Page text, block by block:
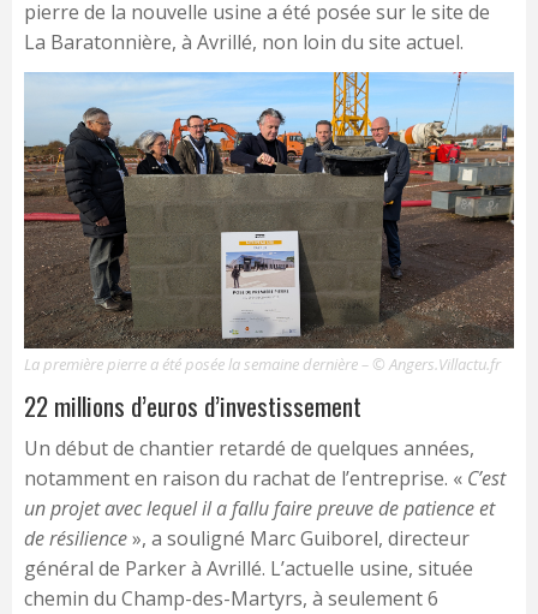
pierre de la nouvelle usine a été posée sur le site de
La Baratonnière, à Avrillé, non loin du site actuel.
La première pierre a été posée la semaine dernière – © Angers.Villactu.fr
22 millions d’euros d’investissement
Un début de chantier retardé de quelques années,
notamment en raison du rachat de l’entreprise. « C’est
un projet avec lequel il a fallu faire preuve de patience et
de résilience», a souligné Marc Guiborel, directeur
général de Parker à Avrillé. L’actuelle usine, située
chemin du Champ-des-Martyrs, à seulement 6